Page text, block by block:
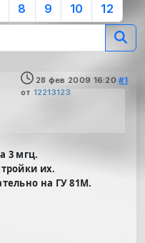
8 9 10 12
28 фев 2009 16:20 #1
от 12213123
3 мгц.
их.
на ГУ 81М.